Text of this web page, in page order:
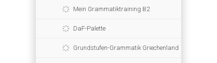
Mein Grammatiktraining B2
DaF-Palette
Grundstufen-Grammatik Griechenland